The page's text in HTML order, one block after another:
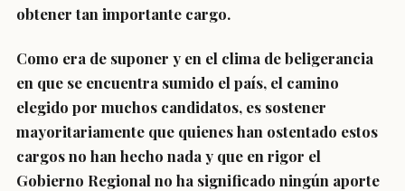
obtener tan importante cargo.
Como era de suponer y en el clima de beligerancia
en que se encuentra sumido el país, el camino
elegido por muchos candidatos, es sostener
mayoritariamente que quienes han ostentado estos
cargos no han hecho nada y que en rigor el
Gobierno Regional no ha significado ningún aporte